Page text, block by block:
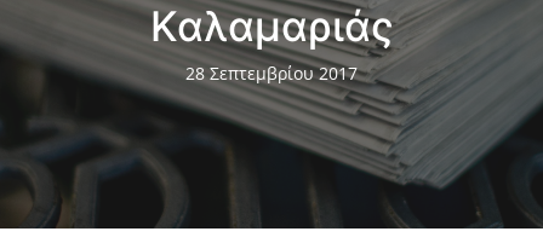
Καλαμαριάς
28 Σεπτεμβρίου 2017